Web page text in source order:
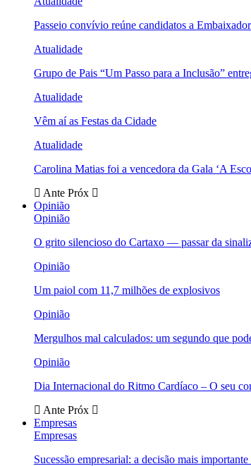
Passeio convívio reúne candidatos a
Atualidade
Grupo de Pais “Um Passo para a Inclusão”
Atualidade
Vêm aí as Festas da Cidade
Atualidade
Carolina Matias foi a vencedora da Gala ‘A
Ante Próx
Opinião
Opinião
O grito silencioso do Cartaxo — passar da
Opinião
Um paiol com 11,7 milhões de explosivos
Opinião
Mergulhos mal calculados: um segundo que
Opinião
Dia Internacional do Ritmo Cardíaco – O seu
Ante Próx
Empresas
Empresas
Sucessão empresarial: a decisão mais